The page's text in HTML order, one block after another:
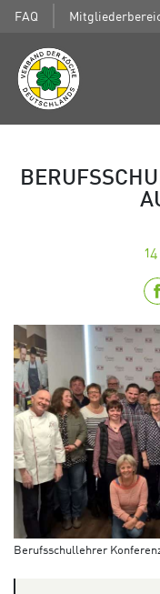
FAQ
14
Berufsschullehrer